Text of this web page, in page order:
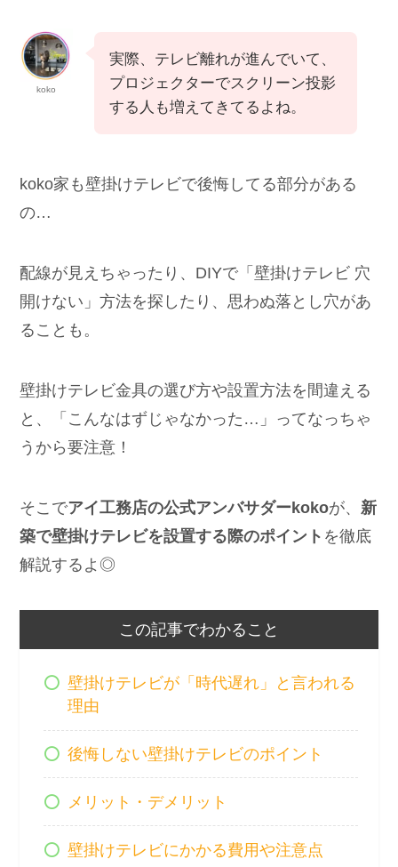
koko
実際、テレビ離れが進んでいて、
プロジェクターでスクリーン投影
する人も増えてきてるよね。
koko家も壁掛けテレビで後悔してる部分がある
の…
配線が見えちゃったり、DIYで「壁掛けテレビ 穴
開けない」方法を探したり、思わぬ落とし穴があ
ることも。
壁掛けテレビ金具の選び方や設置方法を間違える
と、「こんなはずじゃなかった…」ってなっちゃ
うから要注意！
そこでアイ工務店の公式アンバサダーkokoが、 新
築で壁掛けテレビを設置する際のポイント を徹底
解説するよ◎
この記事でわかること
壁掛けテレビが「時代遅れ」と言われる
理由
後悔しない壁掛けテレビのポイント
メリット・デメリット
壁掛けテレビにかかる費用や注意点